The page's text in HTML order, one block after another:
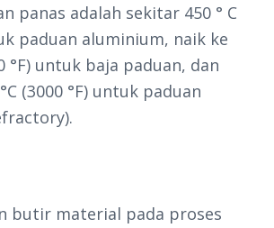
panas adalah sekitar 450 ° C
paduan aluminium, naik ke
°F) untuk baja paduan, dan
(3000 °F) untuk paduan
butir material pada proses